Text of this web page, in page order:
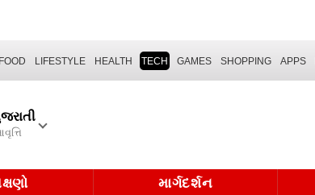
FOOD LIFESTYLE HEALTH TECH GAMES SHOPPING APPS
માર્ગદર્શન